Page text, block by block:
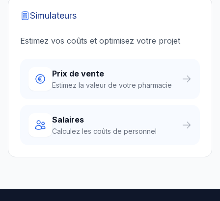
Simulateurs
Estimez vos coûts et optimisez votre projet
Prix de vente
Estimez la valeur de votre pharmacie
Salaires
Calculez les coûts de personnel